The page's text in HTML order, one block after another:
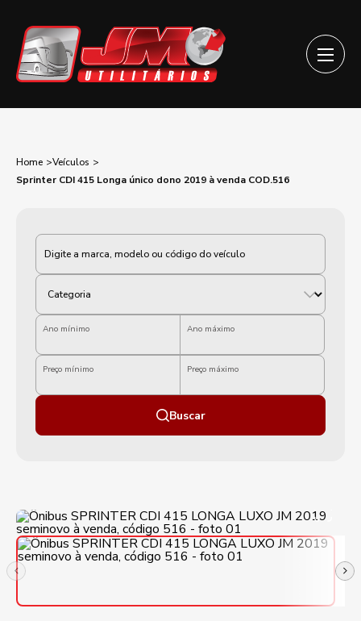
Home
Veículos
Sprinter CDI 415 Longa único dono 2019 à venda COD.516
Categoria
Ano mínimo Ano máximo
Preço mínimo Preço máximo
Buscar